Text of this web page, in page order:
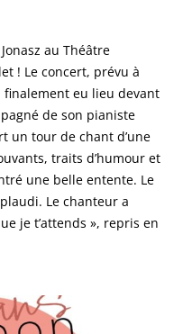
au Théâtre
! Le concert, prévu à
finalement eu lieu devant
de son pianiste
un tour de chant d’une
traits d’humour et
une belle entente. Le
Le chanteur a
je t’attends », repris en